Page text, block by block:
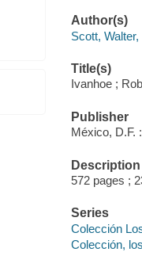
Author(s)
Scott,
Title(s)
Ivanhoe ;
Publisher
México, D.F.
Description
572 pages ;
Series
Colección
Colección,